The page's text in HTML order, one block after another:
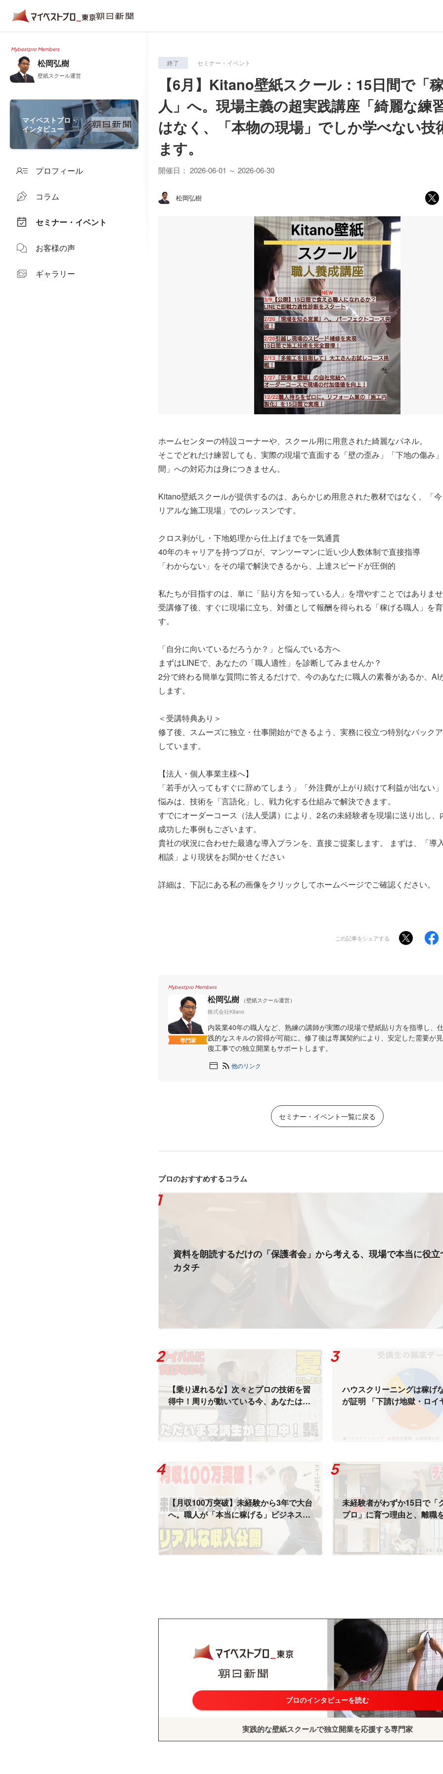
Mybestpro Members
松岡弘樹
壁紙スクール運営
マイベストプロ・
インタビュー
プロフィール
コラム
セミナー・イベント
お客様の声
ギャラリー
終了 セミナー・イベント
【6月】Kitano壁紙スクール：15日間で「
人」へ。現場主義の超実践講座「綺麗な練
はなく、「本物の現場」でしか学べない技
ます。
開催日： 2026-06-01 ～ 2026-06-30
松岡弘樹
ホームセンターの特設コーナーや、スクール用に用意された綺麗なパネル。
そこでどれだけ練習しても、実際の現場で直面する「壁の歪み」「下地の傷み
間」への対応力は身につきません。
Kitano壁紙スクールが提供するのは、あらかじめ用意された教材ではなく、「
リアルな施工現場」でのレッスンです。
クロス剥がし・下地処理から仕上げまでを一気通貫
40年のキャリアを持つプロが、マンツーマンに近い少人数体制で直接指導
「わからない」をその場で解決できるから、上達スピードが圧倒的
私たちが目指すのは、単に「貼り方を知っている人」を増やすことではありま
受講修了後、すぐに現場に立ち、対価として報酬を得られる「稼げる職人」を
す。
「自分に向いているだろうか？」と悩んでいる方へ
まずはLINEで、あなたの「職人適性」を診断してみませんか？
2分で終わる簡単な質問に答えるだけで、今のあなたに職人の素養があるか、AI
します。
＜受講特典あり＞
修了後、スムーズに独立・仕事開始ができるよう、実務に役立つ特別なバック
しています。
【法人・個人事業主様へ】
「若手が入ってもすぐに辞めてしまう」「外注費が上がり続けて利益が出ない
悩みは、技術を「言語化」し、戦力化する仕組みで解決できます。
すでにオーダーコース（法人受講）により、2名の未経験者を現場に送り出し、
成功した事例もございます。
貴社の状況に合わせた最適な導入プランを、直接ご提案します。 まずは、「導
相談」より現状をお聞かせください
詳細は、下記にある私の画像をクリックしてホームページでご確認ください。
この記事をシェアする
Mybestpro Members
専門家
松岡弘樹
（壁紙スクール運営）
株式会社Kitano
内装業40年の職人など、熟練の講師が実際の現場で壁紙貼り方を指導し、
践的なスキルの習得が可能に。修了後は専属契約により、安定した需要が
復工事での独立開業もサポートします。
他のリンク
セミナー・イベント一覧に戻る
プロのおすすめするコラム
資料を朗読するだけの「保護者会」から考える、現場で本当に役
カタチ
【乗り遅れるな】次々とプロの技術を習
得中！周りが動いている今、あなたはこ
のままで本当にいいですか？
ハウスクリーニングは稼げ
が証明 「下請け地獄・ロイ
り」から抜け出すために、
ロス技術習得と多能工への
【月収100万突破】未経験から3年で大台
へ。職人が「本当に稼げる」ビジネスモ
デルの裏側
未経験者がわずか15日で「
プロ」に育つ理由と、離職
プロのインタビューを読む
実践的な壁紙スクールで独立開業を応援する専門家